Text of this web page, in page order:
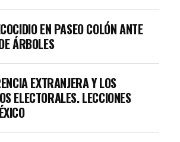
EN PASEO COLÓN ANTE
ÁRBOLES
EXTRANJERA Y LOS
ELECTORALES. LECCIONES